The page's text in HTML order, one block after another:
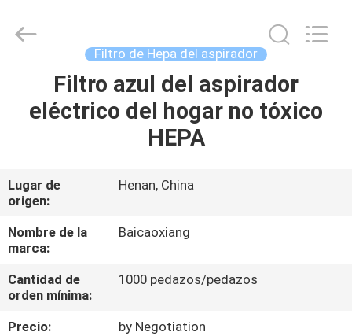
HOGAR
SOBRE
NOSOTROS
VIAJE
DE
LA
Filtro de Hepa del aspirador
Filtro azul del aspirador
eléctrico del hogar no tóxico
HEPA
Lugar de
origen:
Henan, China
Nombre de la
marca:
Baicaoxiang
Cantidad de
orden mínima:
1000 pedazos/pedazos
Precio:
by Negotiation